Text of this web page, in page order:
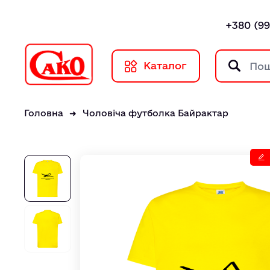
+380
Каталог
Головна Чоловіча футболка Байрактар